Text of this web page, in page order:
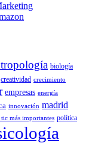
biología
creatividad crecimiento
empresas energía
innovación madrid
más importantes política